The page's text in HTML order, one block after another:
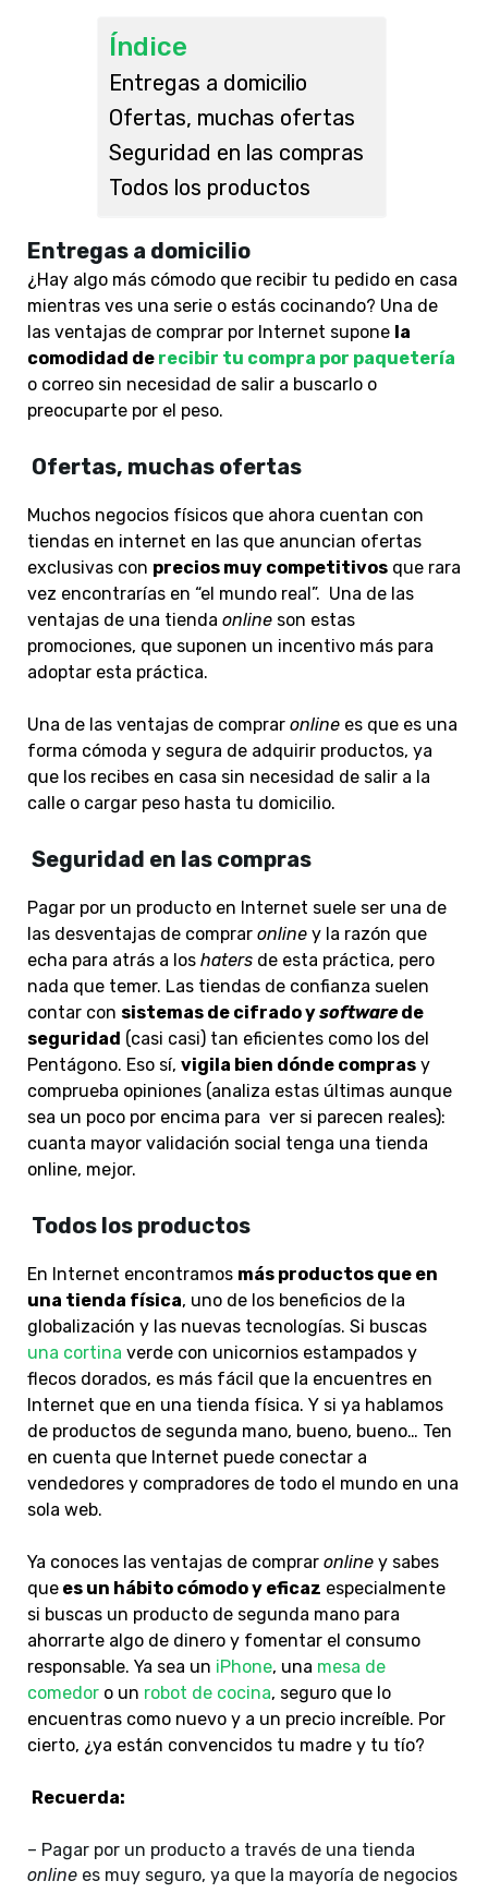
Índice
Entregas a domicilio
Ofertas, muchas ofertas
Seguridad en las compras
Todos los productos
Entregas a domicilio
¿Hay algo más cómodo que recibir tu pedido en casa
mientras ves una serie o estás cocinando? Una de
las ventajas de comprar por Internet supone la
comodidad de recibir tu compra por paquetería
o correo sin necesidad de salir a buscarlo o
preocuparte por el peso.
Ofertas, muchas ofertas
Muchos negocios físicos que ahora cuentan con
tiendas en internet en las que anuncian ofertas
exclusivas con precios muy competitivos que rara
vez encontrarías en “el mundo real”. Una de las
ventajas de una tienda online son estas
promociones, que suponen un incentivo más para
adoptar esta práctica.
Una de las ventajas de comprar online es que es una
forma cómoda y segura de adquirir productos, ya
que los recibes en casa sin necesidad de salir a la
calle o cargar peso hasta tu domicilio.
Seguridad en las compras
Pagar por un producto en Internet suele ser una de
las desventajas de comprar online y la razón que
echa para atrás a los haters de esta práctica, pero
nada que temer. Las tiendas de confianza suelen
contar con sistemas de cifrado ysoftwarede
seguridad (casi casi) tan eficientes como los del
Pentágono. Eso sí, vigila bien dónde compras y
comprueba opiniones (analiza estas últimas aunque
sea un poco por encima para ver si parecen reales):
cuanta mayor validación social tenga una tienda
online, mejor.
Todos los productos
En Internet encontramos más productos que en
una tienda física, uno de los beneficios de la
globalización y las nuevas tecnologías. Si buscas
una cortina verde con unicornios estampados y
flecos dorados, es más fácil que la encuentres en
Internet que en una tienda física. Y si ya hablamos
de productos de segunda mano, bueno, bueno… Ten
en cuenta que Internet puede conectar a
vendedores y compradores de todo el mundo en una
sola web.
Ya conoces las ventajas de comprar online y sabes
que es un hábito cómodo y eficaz especialmente
si buscas un producto de segunda mano para
ahorrarte algo de dinero y fomentar el consumo
responsable. Ya sea un iPhone, una mesa de
comedor o un robot de cocina, seguro que lo
encuentras como nuevo y a un precio increíble. Por
cierto, ¿ya están convencidos tu madre y tu tío?
Recuerda:
– Pagar por un producto a través de una tienda
online es muy seguro, ya que la mayoría de negocios